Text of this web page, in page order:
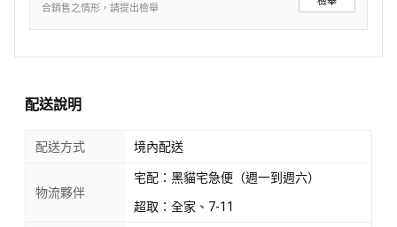
合銷售之情形，請提出檢舉
配送說明
配送方式 境內配送
物流夥伴
宅配：黑貓宅急便（週一到週六）
超取：全家、7-11